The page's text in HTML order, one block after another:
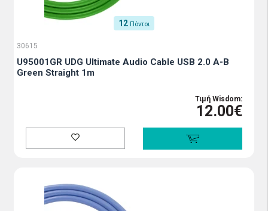
12 Πόντοι
30615
U95001GR UDG Ultimate Audio Cable USB 2.0 A-B
Green Straight 1m
Τιμή Wisdom:
12.00€